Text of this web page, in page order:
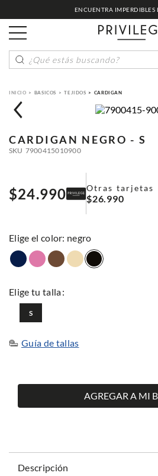
ENCUENTRA IMPERDIBLES
¿Qué estás buscando?
BASICOS TEJIDOS CARDIGAN
CARDIGAN NEGRO - S
SKU 7900415010900
$24.990 Otras tarjetas
$26.990
: negro
S
Guía de tallas
AGREGAR A MI
Descripción